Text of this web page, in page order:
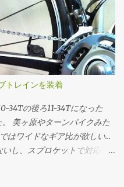
は最頻値89分を中心に標準
定したパワーウェイトレシオ
トレシオについては 体重:
重量: 70.5[kg] 転がり抵抗係
とう) という「標準的ホビー
した乗鞍の詳細な勾配データ
を加味した物理シミュレ
ば 脳内サイクリング のエン
標準偏差の区間ごとに 標準偏
標準偏差-2の区間である
-1の区間である70〜89分の
トレインを装着
34Tの後ろ11-34Tになった
美ヶ原やターンパイクみた
はワイドなギア比が欲しい...
し、スプロケットで対応す